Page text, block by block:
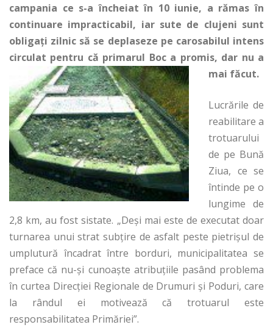
campania ce s-a încheiat în 10 iunie, a rămas în
continuare impracticabil, iar sute de clujeni sunt
obligaţi zilnic să se deplaseze pe carosabilul intens
circulat pentru că primarul Boc a promis, dar nu a
mai făcut.
Lucrările de
reabilitare a
trotuarului
de pe Bună
Ziua, ce se
întinde pe o
lungime de
2,8 km, au fost sistate. „Deşi mai este de executat doar
turnarea unui strat subţire de asfalt peste pietrişul de
umplutură încadrat între borduri, municipalitatea se
preface că nu-şi cunoaşte atribuţiile pasând problema
în curtea Direcţiei Regionale de Drumuri şi Poduri, care
la rândul ei motivează că trotuarul este
responsabilitatea Primăriei”.